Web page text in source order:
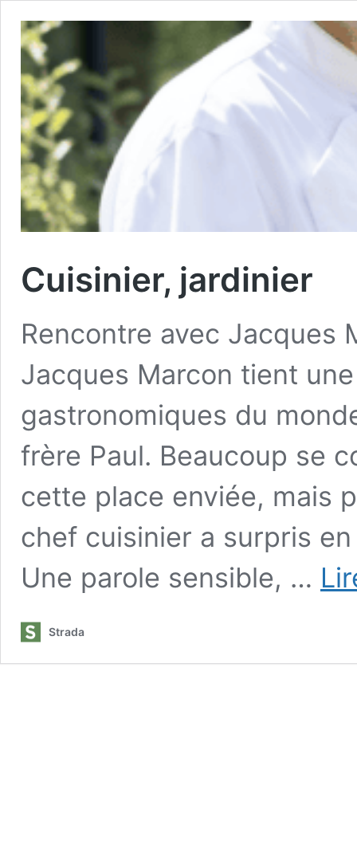
Cuisinier, jardinier
Rencontre avec Jacques
Jacques Marcon tient
gastronomiques du
frère Paul. Beaucoup se
cette place enviée, mais
chef cuisinier a surpris
Une parole sensible, …
Strada